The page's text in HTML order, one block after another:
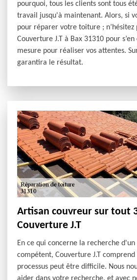
pourquoi, tous les clients sont tous
travail jusqu'à maintenant. Alors, si
pour réparer votre toiture ; n’hésitez
Couverture J.T à Bax 31310 pour
mesure pour réaliser vos attentes.
garantira le résultat.
Artisan couvreur sur tout
Couverture J.T
En ce qui concerne la recherche
compétent, Couverture J.T
processus peut être difficile. Nous